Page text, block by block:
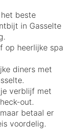
beste
in Gasselte
op heerlijke spa
diners met
verblijf met
out.
betaal er
voordelig.